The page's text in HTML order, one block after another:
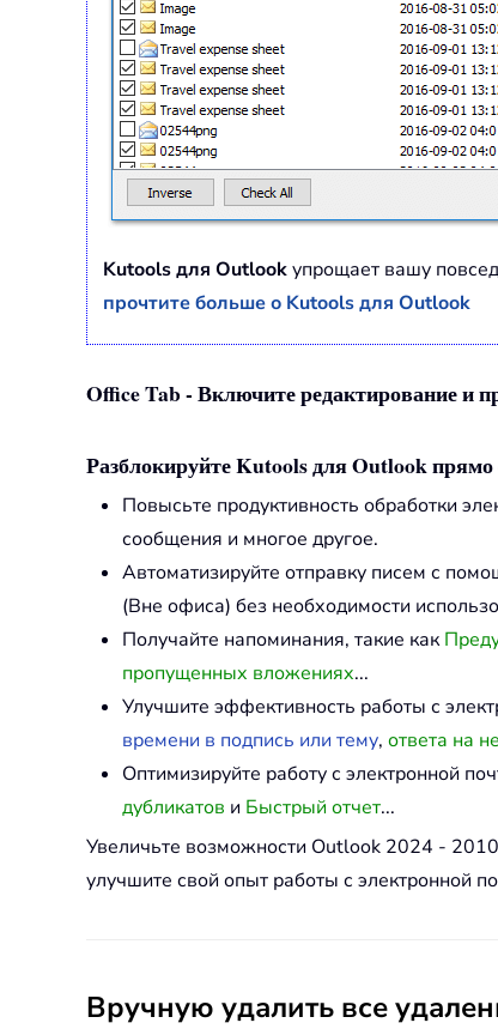
Kutools для Outlookупрощает вашу
прочтите больше о Kutools для Outlook
Office Tab - Включите редактирование и
Разблокируйте Kutools для Outlook прямо
Повысьте продуктивность обработки
сообщения и многое другое.
Автоматизируйте отправку писем с
(Вне офиса) без необходимости
Получайте напоминания, такие как
пропущенных вложениях...
Улучшите эффективность работы с
времени в подпись или тему, ответа на
Оптимизируйте работу с электронной
дубликатов и Быстрый отчет...
Увеличьте возможности Outlook 2024 -
улучшите свой опыт работы с электронной
Вручную удалить все